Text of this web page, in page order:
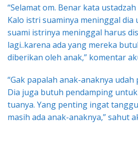
“Selamat om. Benar kata
Kalo istri suaminya meninggal dia
suami istrinya meninggal harus
lagi..karena ada yang mereka
diberikan oleh anak,” komentar
“Gak papalah anak-anaknya udah
Dia juga butuh pendamping
tuanya. Yang penting ingat
masih ada anak-anaknya,” sahut